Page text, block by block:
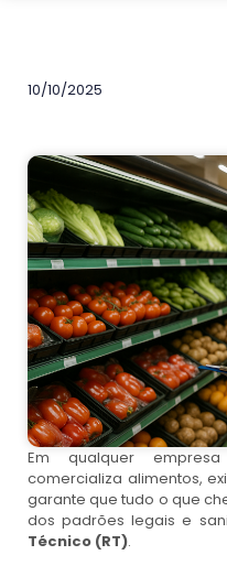
10/10/2025
Em qualquer
comercializa alimentos,
garante que tudo o que
dos padrões legais e
Técnico (RT).